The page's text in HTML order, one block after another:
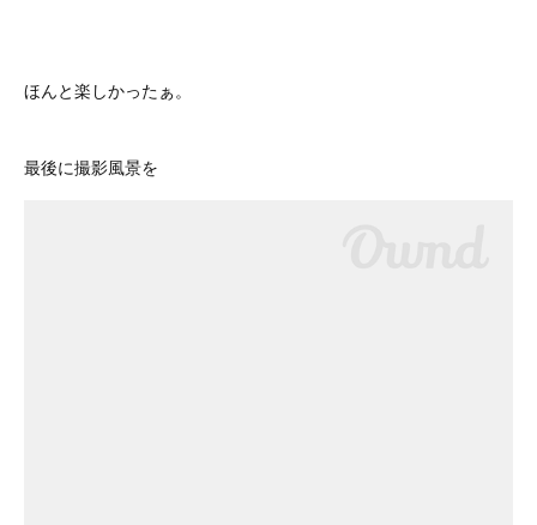
ほんと楽しかったぁ。
最後に撮影風景を